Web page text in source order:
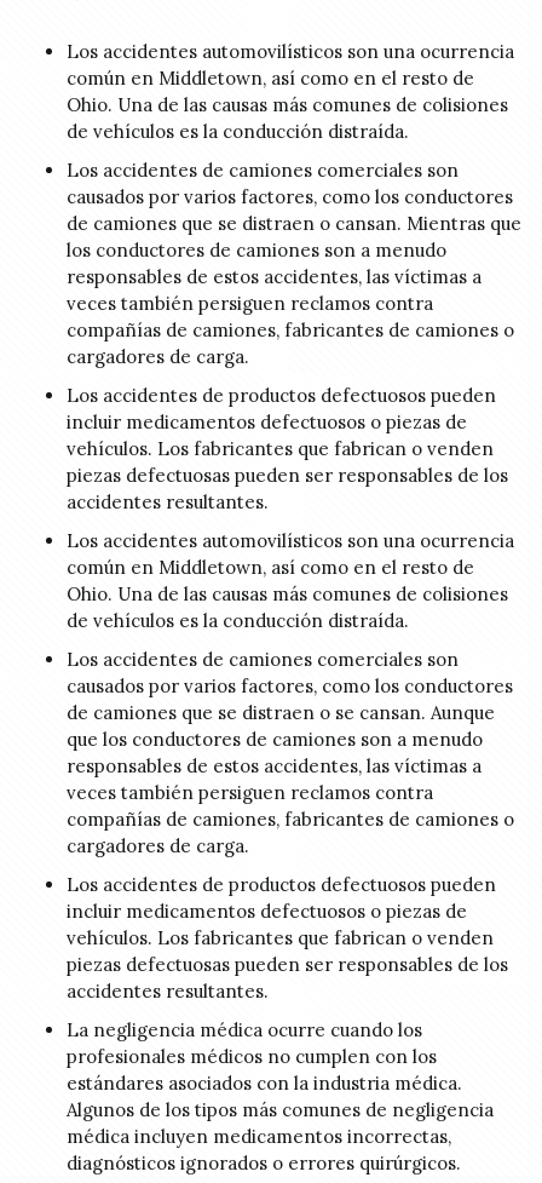
Los accidentes automovilísticos son una ocurrencia
común en Middletown, así como en el resto de
Ohio. Una de las causas más comunes de colisiones
de vehículos es la conducción distraída.
Los accidentes de camiones comerciales son
causados por varios factores, como los conductores
de camiones que se distraen o cansan. Mientras que
los conductores de camiones son a menudo
responsables de estos accidentes, las víctimas a
veces también persiguen reclamos contra
compañías de camiones, fabricantes de camiones o
cargadores de carga.
Los accidentes de productos defectuosos pueden
incluir medicamentos defectuosos o piezas de
vehículos. Los fabricantes que fabrican o venden
piezas defectuosas pueden ser responsables de los
accidentes resultantes.
Los accidentes automovilísticos son una ocurrencia
común en Middletown, así como en el resto de
Ohio. Una de las causas más comunes de colisiones
de vehículos es la conducción distraída.
Los accidentes de camiones comerciales son
causados por varios factores, como los conductores
de camiones que se distraen o se cansan. Aunque
que los conductores de camiones son a menudo
responsables de estos accidentes, las víctimas a
veces también persiguen reclamos contra
compañías de camiones, fabricantes de camiones o
cargadores de carga.
Los accidentes de productos defectuosos pueden
incluir medicamentos defectuosos o piezas de
vehículos. Los fabricantes que fabrican o venden
piezas defectuosas pueden ser responsables de los
accidentes resultantes.
La negligencia médica ocurre cuando los
profesionales médicos no cumplen con los
estándares asociados con la industria médica.
Algunos de los tipos más comunes de negligencia
médica incluyen medicamentos incorrectas,
diagnósticos ignorados o errores quirúrgicos.